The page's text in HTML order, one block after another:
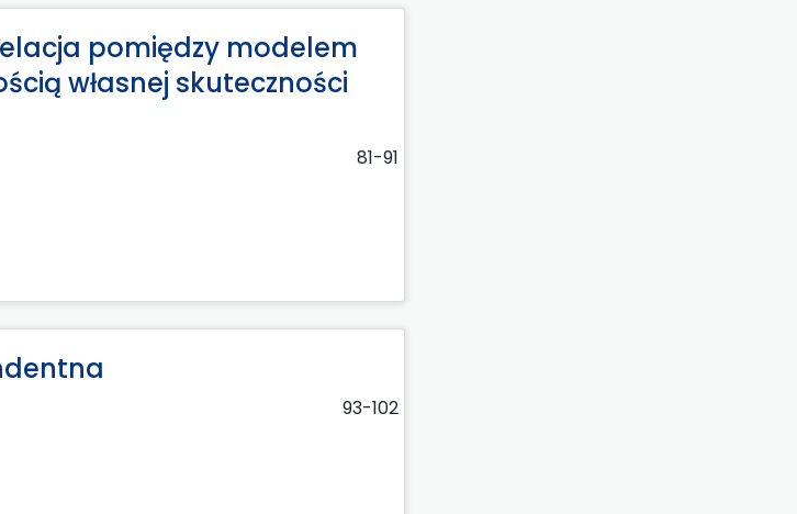
pomiędzy modelem
własnej skuteczności
81-91
93-102